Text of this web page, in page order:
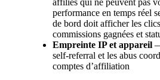
affiliés qui ne peuvent pas
performance en temps réel
de bord doit afficher les
commissions gagnées et
Empreinte IP et appareil
self-referral et les abus
comptes d’affiliation